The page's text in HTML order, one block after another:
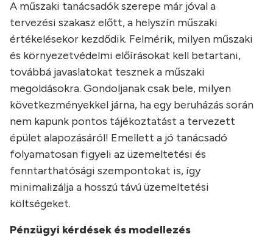
A műszaki tanácsadók szerepe már jóval a
tervezési szakasz előtt, a helyszín műszaki
értékelésekor kezdődik. Felmérik, milyen műszaki
és környezetvédelmi előírásokat kell betartani,
továbbá javaslatokat tesznek a műszaki
megoldásokra. Gondoljanak csak bele, milyen
következményekkel járna, ha egy beruházás során
nem kapunk pontos tájékoztatást a tervezett
épület alapozásáról! Emellett a jó tanácsadó
folyamatosan figyeli az üzemeltetési és
fenntarthatósági szempontokat is, így
minimalizálja a hosszú távú üzemeltetési
költségeket.
Pénzügyi kérdések és modellezés